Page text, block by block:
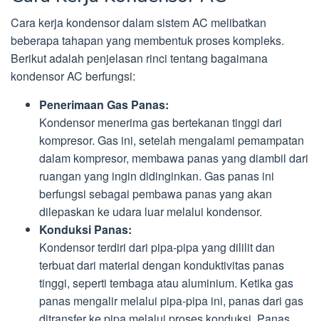
Cara kerja kondensor dalam sistem AC melibatkan
beberapa tahapan yang membentuk proses kompleks.
Berikut adalah penjelasan rinci tentang bagaimana
kondensor AC berfungsi:
Penerimaan Gas Panas:
Kondensor menerima gas bertekanan tinggi dari
kompresor. Gas ini, setelah mengalami pemampatan
dalam kompresor, membawa panas yang diambil dari
ruangan yang ingin didinginkan. Gas panas ini
berfungsi sebagai pembawa panas yang akan
dilepaskan ke udara luar melalui kondensor.
Konduksi Panas:
Kondensor terdiri dari pipa-pipa yang dililit dan
terbuat dari material dengan konduktivitas panas
tinggi, seperti tembaga atau aluminium. Ketika gas
panas mengalir melalui pipa-pipa ini, panas dari gas